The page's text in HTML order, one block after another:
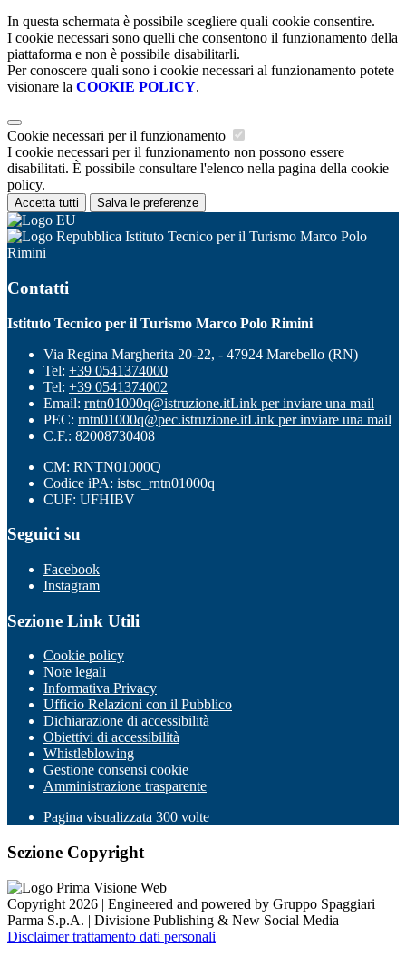
In questa schermata è possibile scegliere quali cookie consentire.
I cookie necessari sono quelli che consentono il funzionamento della
piattaforma e non è possibile disabilitarli.
Per conoscere quali sono i cookie necessari al funzionamento potete
visionare la COOKIE POLICY.
Cookie necessari per il funzionamento
I cookie necessari per il funzionamento non possono essere
disabilitati. È possibile consultare l'elenco nella pagina della cookie
policy.
Accetta tutti Salva le preferenze
Istituto Tecnico per il Turismo Marco Polo
Rimini
Contatti
Istituto Tecnico per il Turismo Marco Polo Rimini
Via Regina Margherita 20-22, - 47924 Marebello (RN)
Tel: +39 0541374000
Tel: +39 0541374002
Email: rntn01000q@istruzione.itLink per inviare una mail
PEC: rntn01000q@pec.istruzione.itLink per inviare una mail
C.F.: 82008730408
CM: RNTN01000Q
Codice iPA: istsc_rntn01000q
CUF: UFHIBV
Seguici su
Facebook
Instagram
Sezione Link Utili
Cookie policy
Note legali
Informativa Privacy
Ufficio Relazioni con il Pubblico
Dichiarazione di accessibilità
Obiettivi di accessibilità
Whistleblowing
Gestione consensi cookie
Amministrazione trasparente
Pagina visualizzata 300 volte
Sezione Copyright
Copyright 2026 | Engineered and powered by Gruppo Spaggiari
Parma S.p.A. | Divisione Publishing & New Social Media
Disclaimer trattamento dati personali